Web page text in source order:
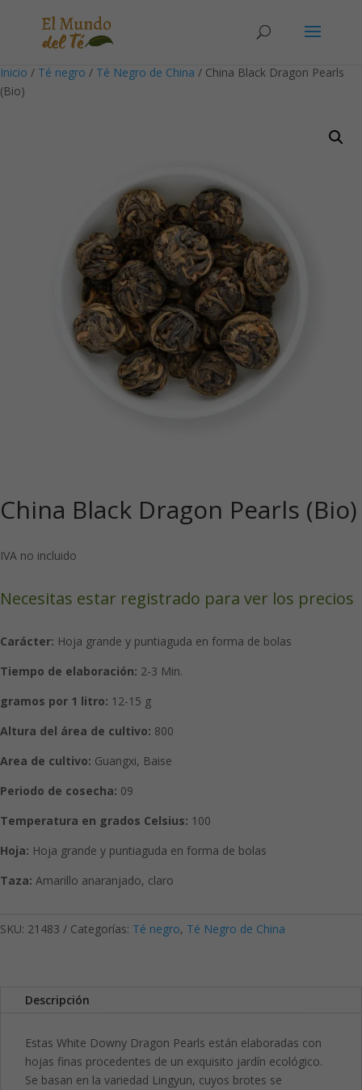
Inicio / Té negro / Té Negro de China / China Black Dragon Pearls
(Bio)
China Black Dragon Pearls (Bio)
IVA no incluido
Necesitas estar registrado para ver los precios
Carácter: Hoja grande y puntiaguda en forma de bolas
Tiempo de elaboración: 2-3 Min.
gramos por 1 litro: 12-15 g
Altura del área de cultivo: 800
Area de cultivo: Guangxi, Baise
Periodo de cosecha: 09
Temperatura en grados Celsius: 100
Hoja: Hoja grande y puntiaguda en forma de bolas
Taza: Amarillo anaranjado, claro
SKU: 21483 Categorías: Té negro, Té Negro de China
Descripción
Estas White Downy Dragon Pearls están elaboradas con
hojas finas procedentes de un exquisito jardín ecológico.
Se basan en la variedad Lingyun, cuyos brotes se